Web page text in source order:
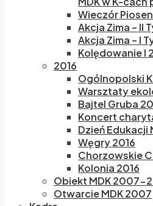
Wieczór
Akcja Zima – II
Akcja Zima – I
Kolędowanie I
2016
Ogólnopolski
Warsztaty
Bajtel Gruba
Koncert
Dzień Edukacji
Węgry 2016
Chorzowskie
Kolonia 2016
Obiekt MDK 2007-
Otwarcie MDK 2007